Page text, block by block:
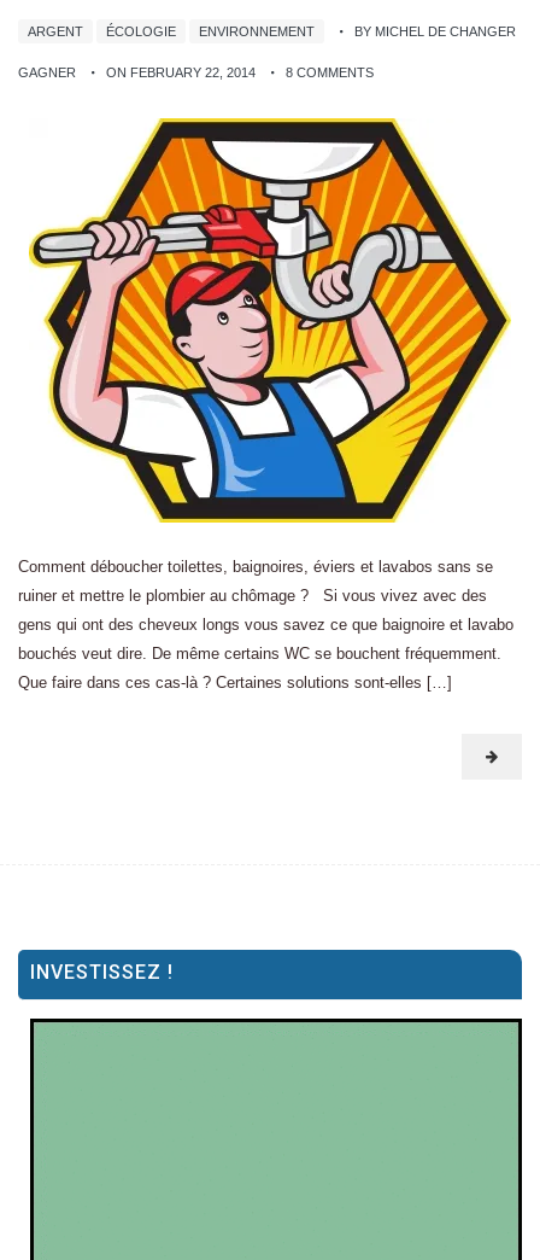
ARGENT ÉCOLOGIE ENVIRONNEMENT BY MICHEL DE CHANGER
GAGNER ON FEBRUARY 22, 2014 8 COMMENTS
Comment déboucher toilettes, baignoires, éviers et lavabos sans se
ruiner et mettre le plombier au chômage ? Si vous vivez avec des
gens qui ont des cheveux longs vous savez ce que baignoire et lavabo
bouchés veut dire. De même certains WC se bouchent fréquemment.
Que faire dans ces cas-là ? Certaines solutions sont-elles […]
INVESTISSEZ !